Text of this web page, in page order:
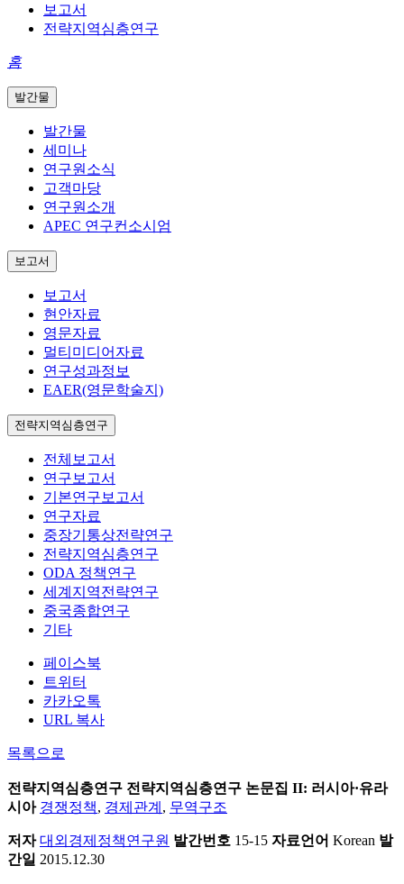
보고서
전략지역심층연구
홈
발간물
발간물
세미나
연구원소식
고객마당
연구원소개
APEC 연구컨소시엄
보고서
보고서
현안자료
영문자료
멀티미디어자료
연구성과정보
EAER(영문학술지)
전략지역심층연구
전체보고서
연구보고서
기본연구보고서
연구자료
중장기통상전략연구
전략지역심층연구
ODA 정책연구
세계지역전략연구
중국종합연구
기타
페이스북
트위터
카카오톡
URL 복사
목록으로
전략지역심층연구 전략지역심층연구 논문집 II: 러시아·유라
시아 경쟁정책, 경제관계 , 무역구조
저자 대외경제정책연구원 발간번호 15-15 자료언어 Korean 발
간일 2015.12.30